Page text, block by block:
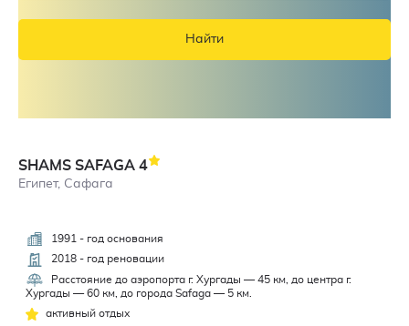
Найти
SHAMS SAFAGA 4
Египет, Сафага
1991 - год основания
2018 - год реновации
Расстояние до аэропорта г. Хургады — 45 км, до центра г.
Хургады — 60 км, до города Safaga — 5 км.
активный отдых